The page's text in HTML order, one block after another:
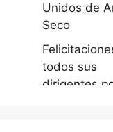
Unidos de
Seco
todos sus
dirigentes